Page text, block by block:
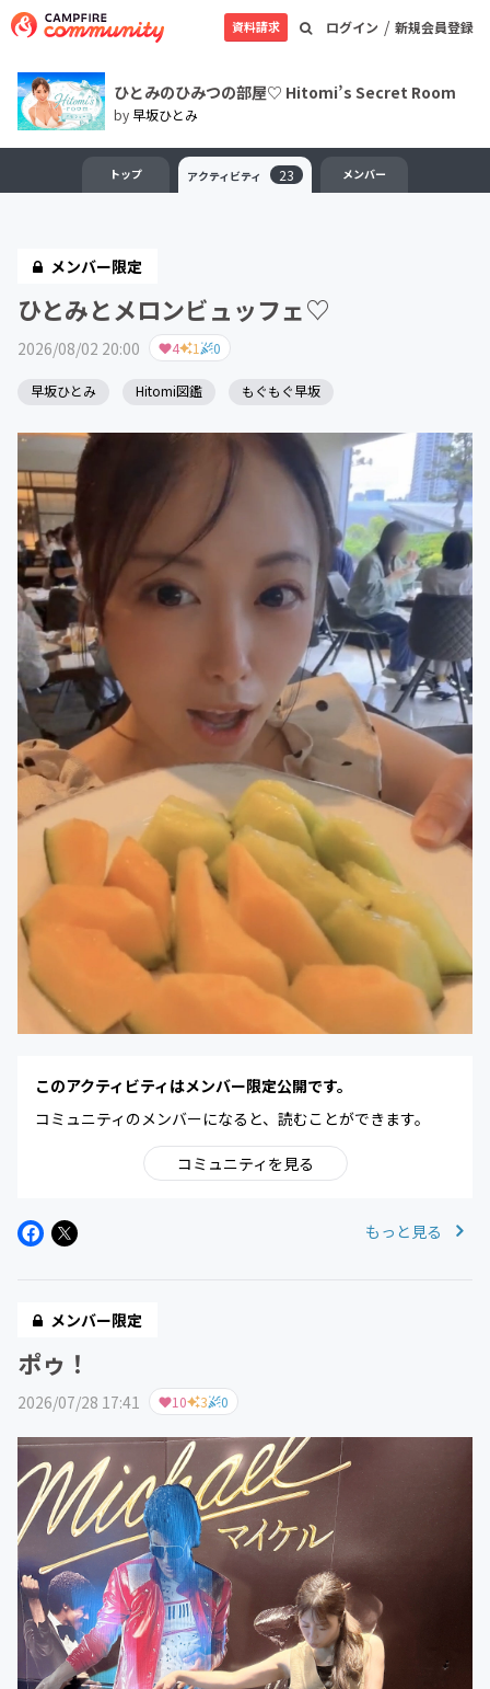
ログイン / 新規会員登録
資料請求
ひとみのひみつの部屋♡ Hitomi’s Secret Room
by 早坂ひとみ
トップ アクティビティ 23 メンバー
メンバー限定
ひとみとメロンビュッフェ♡
2026/08/02 20:00 4 1 0
早坂ひとみ Hitomi図鑑 もぐもぐ早坂
このアクティビティはメンバー限定公開です。
コミュニティのメンバーになると、読むことができます。
コミュニティを見る
もっと見る
メンバー限定
ポゥ！
2026/07/28 17:41 10 3 0